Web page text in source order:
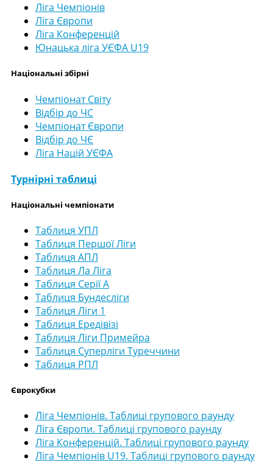
Ліга Чемпіонів
Ліга Європи
Ліга Конференцій
Юнацька ліга УЄФА U19
Національні збірні
Чемпіонат Світу
Відбір до ЧС
Чемпіонат Європи
Відбір до ЧЄ
Ліга Націй УЄФА
Турнірні таблиці
Національні чемпіонати
Таблиця УПЛ
Таблиця Першої Ліги
Таблиця АПЛ
Таблиця Ла Ліга
Таблиця Серії А
Таблиця Бундесліги
Таблиця Ліги 1
Таблиця Ередівізі
Таблиця Ліги Примейра
Таблиця Суперліги Туреччини
Таблиця РПЛ
Єврокубки
Ліга Чемпіонів. Таблиці групового раунду
Ліга Європи. Таблиці групового раунду
Ліга Конференцій. Таблиці групового раунду
Ліга Чемпіонів U19. Таблиці групового раунду